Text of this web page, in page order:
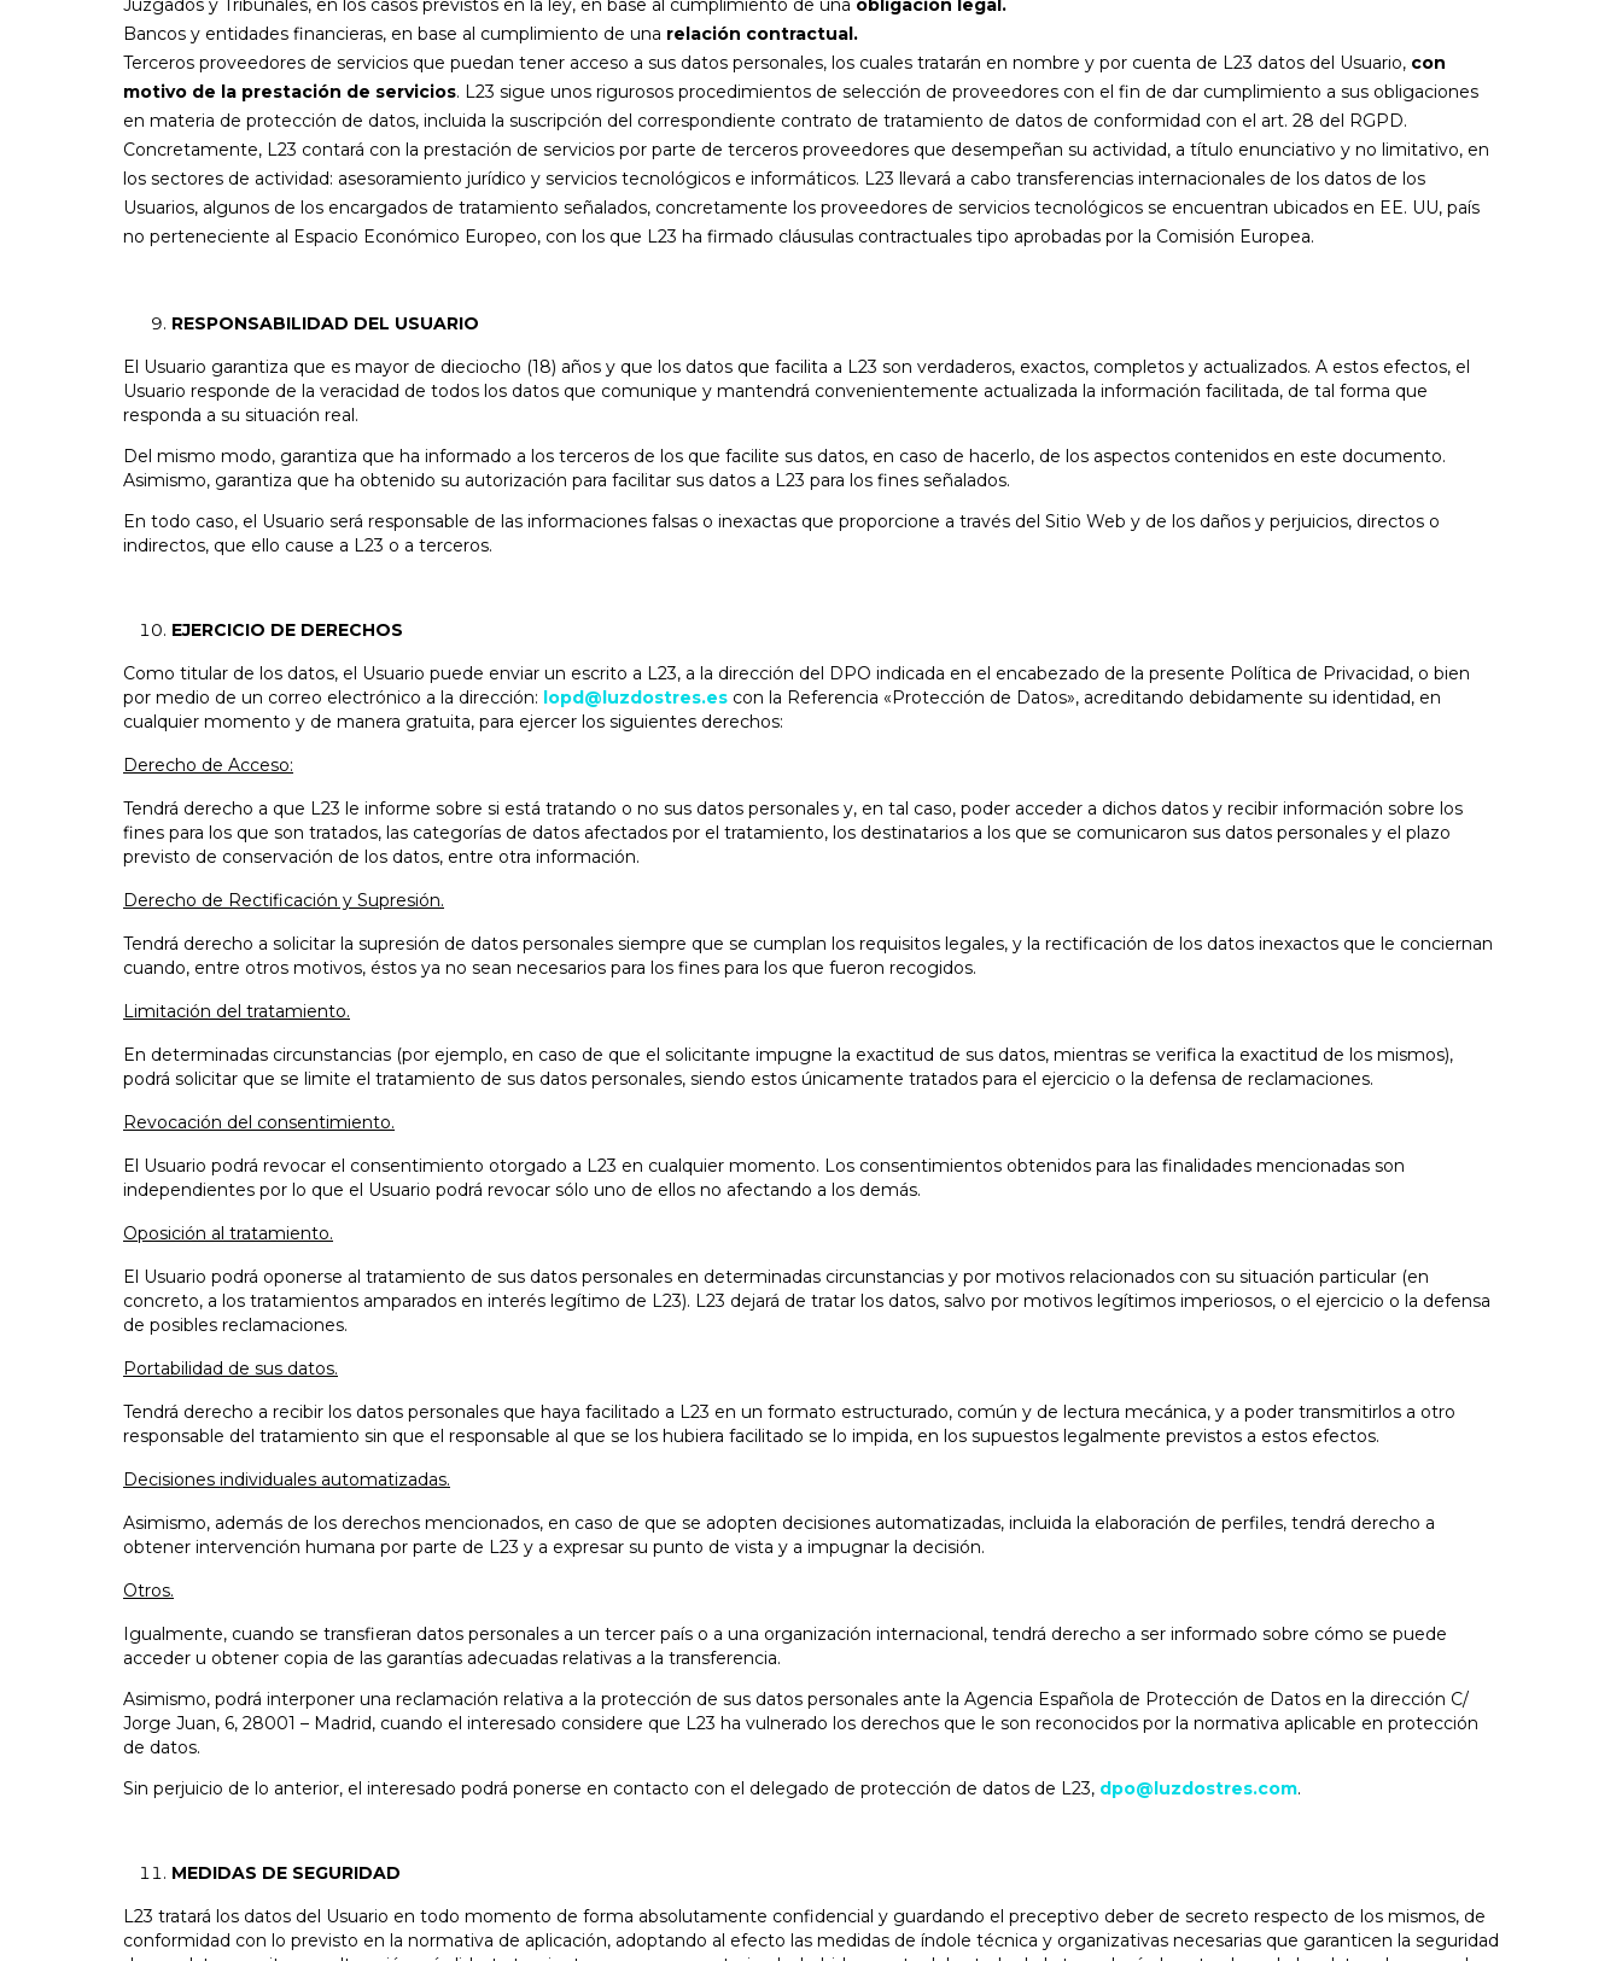
Juzgados y Tribunales, en los casos previstos en la ley, en base al cumplimiento de una obligación legal.
Bancos y entidades financieras, en base al cumplimiento de una relación contractual.
Terceros proveedores de servicios que puedan tener acceso a sus datos personales, los cuales tratarán en nombre y por cuenta de L23 datos del Usuario, con
motivo de la prestación de servicios. L23 sigue unos rigurosos procedimientos de selección de proveedores con el fin de dar cumplimiento a sus obligaciones
en materia de protección de datos, incluida la suscripción del correspondiente contrato de tratamiento de datos de conformidad con el art. 28 del RGPD.
Concretamente, L23 contará con la prestación de servicios por parte de terceros proveedores que desempeñan su actividad, a título enunciativo y no limitativo, en
los sectores de actividad: asesoramiento jurídico y servicios tecnológicos e informáticos. L23 llevará a cabo transferencias internacionales de los datos de los
Usuarios, algunos de los encargados de tratamiento señalados, concretamente los proveedores de servicios tecnológicos se encuentran ubicados en EE. UU, país
no perteneciente al Espacio Económico Europeo, con los que L23 ha firmado cláusulas contractuales tipo aprobadas por la Comisión Europea.
RESPONSABILIDAD DEL USUARIO
El Usuario garantiza que es mayor de dieciocho (18) años y que los datos que facilita a L23 son verdaderos, exactos, completos y actualizados. A estos efectos, el
Usuario responde de la veracidad de todos los datos que comunique y mantendrá convenientemente actualizada la información facilitada, de tal forma que
responda a su situación real.
Del mismo modo, garantiza que ha informado a los terceros de los que facilite sus datos, en caso de hacerlo, de los aspectos contenidos en este documento.
Asimismo, garantiza que ha obtenido su autorización para facilitar sus datos a L23 para los fines señalados.
En todo caso, el Usuario será responsable de las informaciones falsas o inexactas que proporcione a través del Sitio Web y de los daños y perjuicios, directos o
indirectos, que ello cause a L23 o a terceros.
EJERCICIO DE DERECHOS
Como titular de los datos, el Usuario puede enviar un escrito a L23, a la dirección del DPO indicada en el encabezado de la presente Política de Privacidad, o bien
por medio de un correo electrónico a la dirección: lopd@luzdostres.es con la Referencia «Protección de Datos», acreditando debidamente su identidad, en
cualquier momento y de manera gratuita, para ejercer los siguientes derechos:
Derecho de Acceso:
Tendrá derecho a que L23 le informe sobre si está tratando o no sus datos personales y, en tal caso, poder acceder a dichos datos y recibir información sobre los
fines para los que son tratados, las categorías de datos afectados por el tratamiento, los destinatarios a los que se comunicaron sus datos personales y el plazo
previsto de conservación de los datos, entre otra información.
Derecho de Rectificación y Supresión.
Tendrá derecho a solicitar la supresión de datos personales siempre que se cumplan los requisitos legales, y la rectificación de los datos inexactos que le conciernan
cuando, entre otros motivos, éstos ya no sean necesarios para los fines para los que fueron recogidos.
Limitación del tratamiento.
En determinadas circunstancias (por ejemplo, en caso de que el solicitante impugne la exactitud de sus datos, mientras se verifica la exactitud de los mismos),
podrá solicitar que se limite el tratamiento de sus datos personales, siendo estos únicamente tratados para el ejercicio o la defensa de reclamaciones.
Revocación del consentimiento.
El Usuario podrá revocar el consentimiento otorgado a L23 en cualquier momento. Los consentimientos obtenidos para las finalidades mencionadas son
independientes por lo que el Usuario podrá revocar sólo uno de ellos no afectando a los demás.
Oposición al tratamiento.
El Usuario podrá oponerse al tratamiento de sus datos personales en determinadas circunstancias y por motivos relacionados con su situación particular (en
concreto, a los tratamientos amparados en interés legítimo de L23). L23 dejará de tratar los datos, salvo por motivos legítimos imperiosos, o el ejercicio o la defensa
de posibles reclamaciones.
Portabilidad de sus datos.
Tendrá derecho a recibir los datos personales que haya facilitado a L23 en un formato estructurado, común y de lectura mecánica, y a poder transmitirlos a otro
responsable del tratamiento sin que el responsable al que se los hubiera facilitado se lo impida, en los supuestos legalmente previstos a estos efectos.
Decisiones individuales automatizadas.
Asimismo, además de los derechos mencionados, en caso de que se adopten decisiones automatizadas, incluida la elaboración de perfiles, tendrá derecho a
obtener intervención humana por parte de L23 y a expresar su punto de vista y a impugnar la decisión.
Otros.
Igualmente, cuando se transfieran datos personales a un tercer país o a una organización internacional, tendrá derecho a ser informado sobre cómo se puede
acceder u obtener copia de las garantías adecuadas relativas a la transferencia.
Asimismo, podrá interponer una reclamación relativa a la protección de sus datos personales ante la Agencia Española de Protección de Datos en la dirección C/
Jorge Juan, 6, 28001 – Madrid, cuando el interesado considere que L23 ha vulnerado los derechos que le son reconocidos por la normativa aplicable en protección
de datos.
Sin perjuicio de lo anterior, el interesado podrá ponerse en contacto con el delegado de protección de datos de L23, dpo@luzdostres.com.
MEDIDAS DE SEGURIDAD
L23 tratará los datos del Usuario en todo momento de forma absolutamente confidencial y guardando el preceptivo deber de secreto respecto de los mismos, de
conformidad con lo previsto en la normativa de aplicación, adoptando al efecto las medidas de índole técnica y organizativas necesarias que garanticen la seguridad